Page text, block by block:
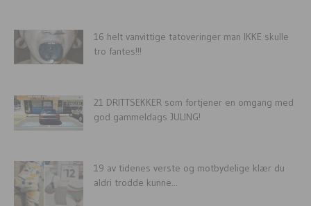
16 helt vanvittige tatoveringer man IKKE skulle
tro fantes!!!
21 DRITTSEKKER som fortjener en omgang med
god gammeldags JULING!
19 av tidenes verste og motbydelige klær du
aldri trodde kunne...